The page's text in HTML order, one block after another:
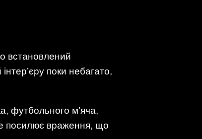
встановлений
поки небагато,
футбольного м’яча,
посилює враження, що